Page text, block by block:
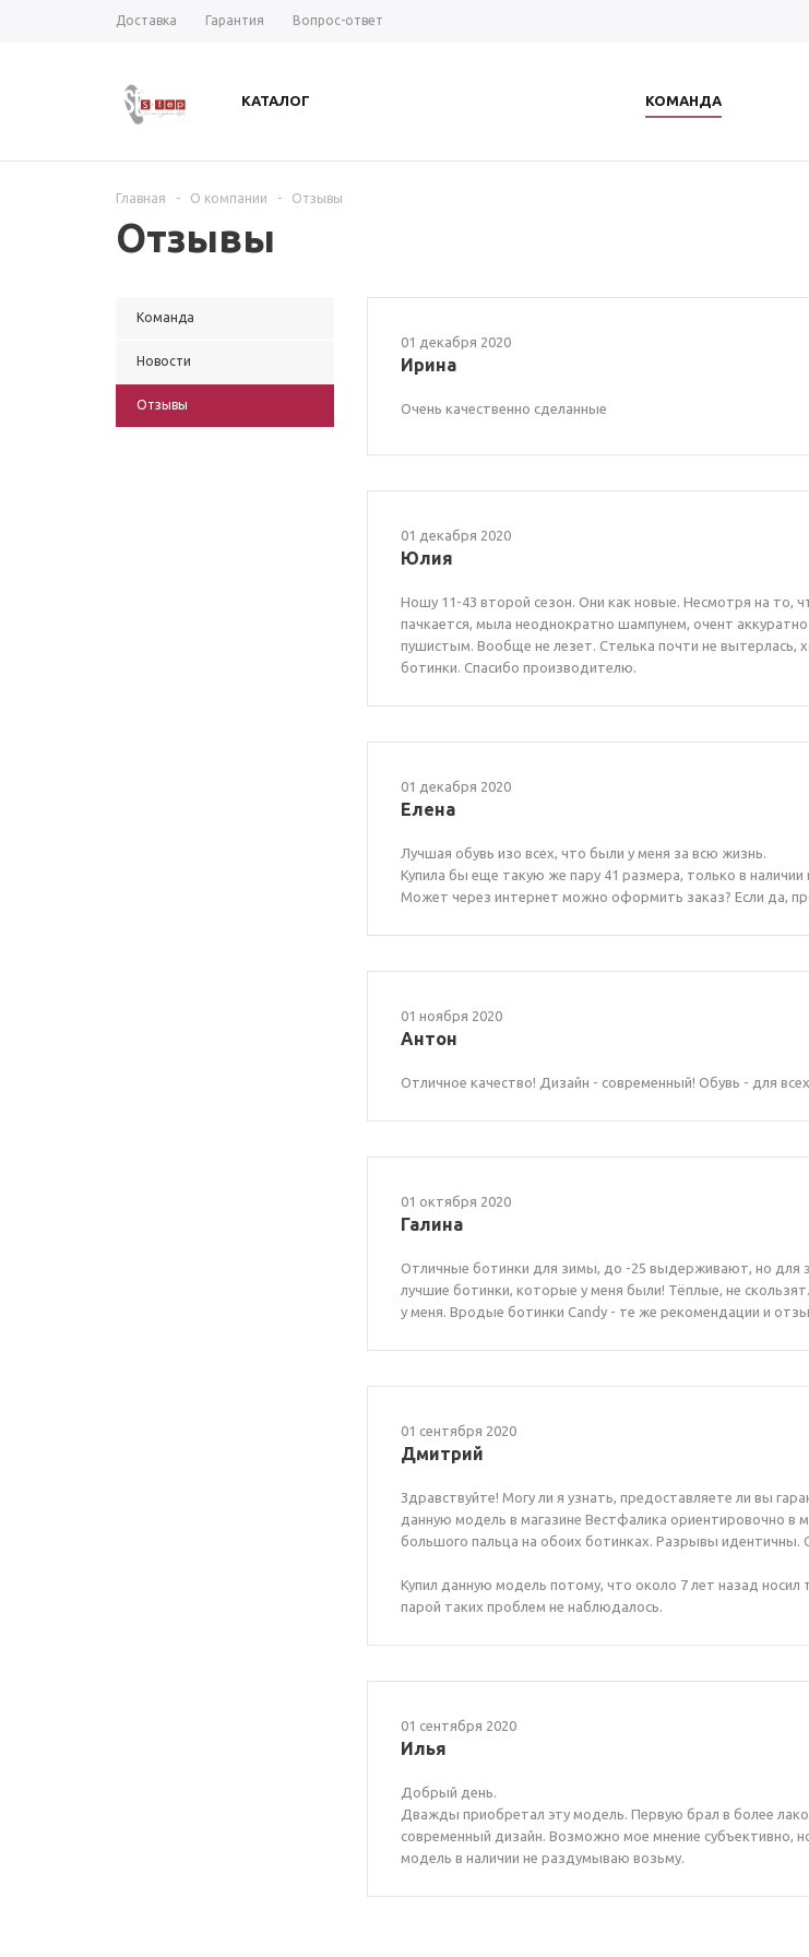
Доставка Гарантия Вопрос-ответ
КАТАЛОГ КОМАНДА
Главная - О компании - Отзывы
Отзывы
Команда
Новости
Отзывы
01 декабря 2020
Ирина
Очень качественно сделанные
01 декабря 2020
Юлия
Ношу 11-43 второй сезон. Они как новые. Несмотря на то,
пачкается, мыла неоднократно шампунем, очент
пушистым. Вообще не лезет. Стелька почти не
ботинки. Спасибо производителю.
01 декабря 2020
Елена
Лучшая обувь изо всех, что были у меня за всю жизнь.
Купила бы еще такую же пару 41 размера, только в наличии
Может через интернет можно оформить заказ? Если да,
01 ноября 2020
Антон
Отличное качество! Дизайн - современный! Обувь - для
01 октября 2020
Галина
Отличные ботинки для зимы, до -25 выдерживают, но для
лучшие ботинки, которые у меня были! Тёплые, не
у меня. Вродые ботинки Candy - те же рекомендации и
01 сентября 2020
Дмитрий
Здравствуйте! Могу ли я узнать, предоставляете ли вы
данную модель в магазине Вестфалика ориентировочно в
большого пальца на обоих ботинках. Разрывы идентичны.
Купил данную модель потому, что около 7 лет назад
парой таких проблем не наблюдалось.
01 сентября 2020
Илья
Добрый день.
Дважды приобретал эту модель. Первую брал в более
современный дизайн. Возможно мое мнение субъективно,
модель в наличии не раздумываю возьму.